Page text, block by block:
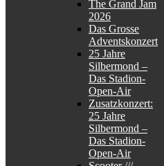
The Grand Jam
2026
Das Grosse
Adventskonzert
25 Jahre
Silbermond –
Das Stadion-
Open-Air
Zusatzkonzert:
25 Jahre
Silbermond –
Das Stadion-
Open-Air